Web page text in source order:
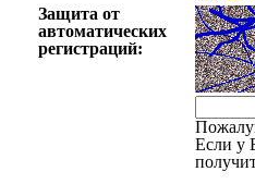
Защита от
автоматических
регистраций:
Если у